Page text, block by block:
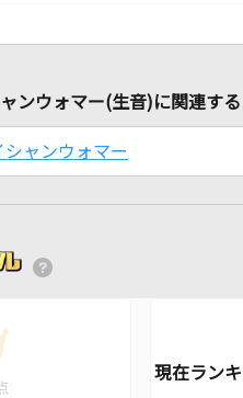
ンウォマー(生音)に関連す
ャンウォマー